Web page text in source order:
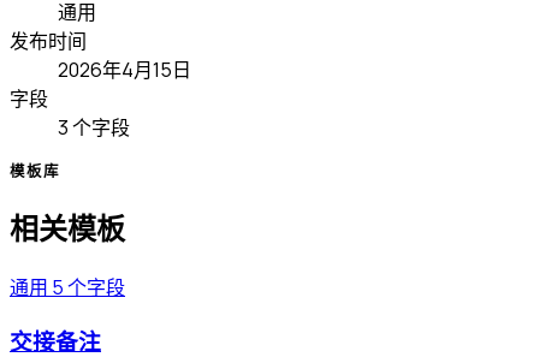
通用
发布时间
2026年4月15日
字段
3 个字段
模板库
相关模板
通用 5 个字段
交接备注